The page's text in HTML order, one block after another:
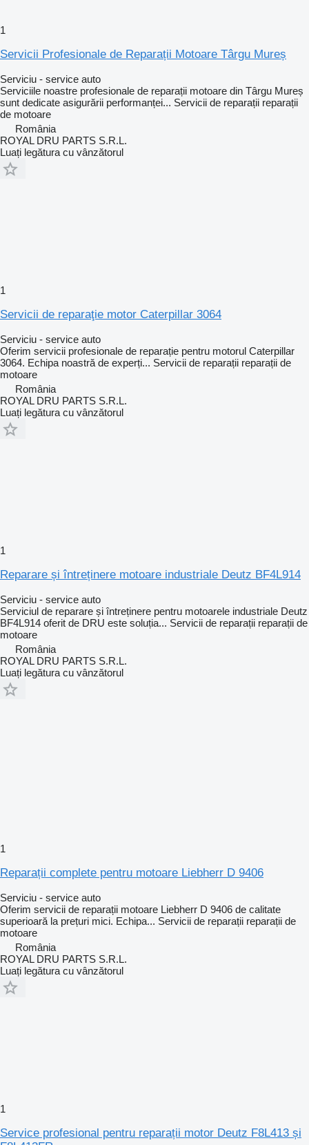
1
Servicii Profesionale de Reparații Motoare Târgu Mureș
Serviciu - service auto
Serviciile noastre profesionale de reparații motoare din Târgu Mureș
sunt dedicate asigurării performanței... Servicii de reparații reparații
de motoare
România
ROYAL DRU PARTS S.R.L.
Luați legătura cu vânzătorul
1
Servicii de reparaţie motor Caterpillar 3064
Serviciu - service auto
Oferim servicii profesionale de reparație pentru motorul Caterpillar
3064. Echipa noastră de experți... Servicii de reparații reparații de
motoare
România
ROYAL DRU PARTS S.R.L.
Luați legătura cu vânzătorul
1
Reparare și întreținere motoare industriale Deutz BF4L914
Serviciu - service auto
Serviciul de reparare și întreținere pentru motoarele industriale Deutz
BF4L914 oferit de DRU este soluția... Servicii de reparații reparații de
motoare
România
ROYAL DRU PARTS S.R.L.
Luați legătura cu vânzătorul
1
Reparații complete pentru motoare Liebherr D 9406
Serviciu - service auto
Oferim servicii de reparații motoare Liebherr D 9406 de calitate
superioară la prețuri mici. Echipa... Servicii de reparații reparații de
motoare
România
ROYAL DRU PARTS S.R.L.
Luați legătura cu vânzătorul
1
Service profesional pentru reparații motor Deutz F8L413 și